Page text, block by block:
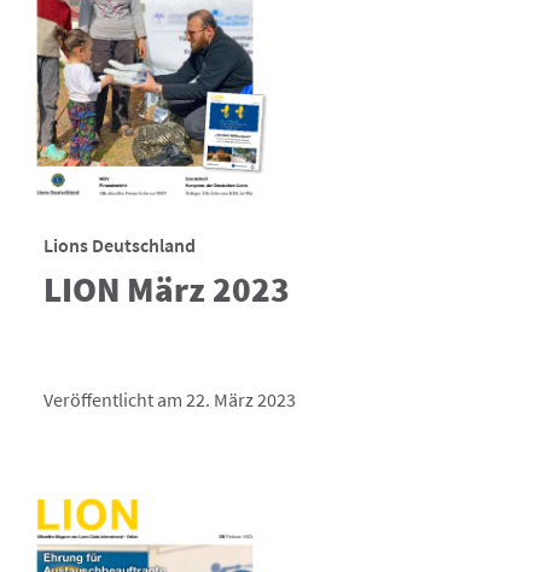
Lions Deutschland
LION März 2023
Veröffentlicht am 22. März 2023